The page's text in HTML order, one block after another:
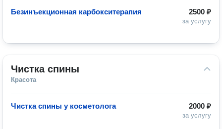
2500 ₽
за услугу
Безинъекционная карбокситерапия
Чистка спины
Красота
2000 ₽
за услугу
Чистка спины у косметолога